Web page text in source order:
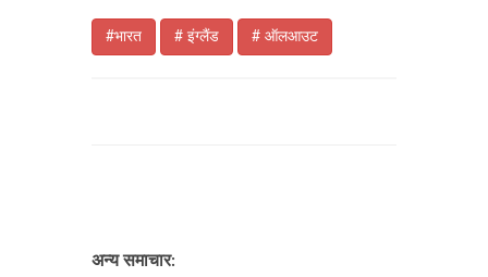
#भारत # इंग्लैंड # ऑलआउट
अन्य समाचार: